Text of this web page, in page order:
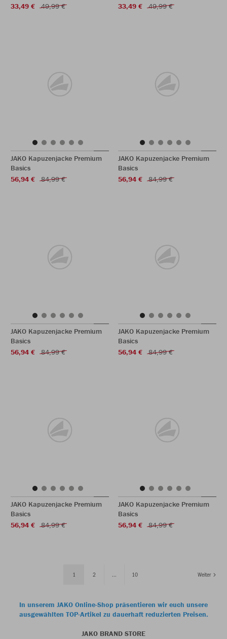
33,49 €
49,99 €
33,49 €
49,99 €
JAKO Kapuzenjacke Premium
Basics
56,94 €
84,99 €
JAKO Kapuzenjacke Premium
Basics
56,94 €
84,99 €
JAKO Kapuzenjacke Premium
Basics
56,94 €
84,99 €
JAKO Kapuzenjacke Premium
Basics
56,94 €
84,99 €
JAKO Kapuzenjacke Premium
Basics
56,94 €
84,99 €
JAKO Kapuzenjacke Premium
Basics
56,94 €
84,99 €
1 2 ... 10 Weiter
In unserem JAKO Online-Shop präsentieren wir euch unsere
ausgewählten TOP-Artikel zu dauerhaft reduzierten Preisen.
JAKO BRAND STORE